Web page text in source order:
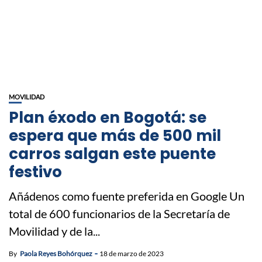
MOVILIDAD
Plan éxodo en Bogotá: se
espera que más de 500 mil
carros salgan este puente
festivo
Añádenos como fuente preferida en Google Un
total de 600 funcionarios de la Secretaría de
Movilidad y de la...
By Paola Reyes Bohórquez 18 de marzo de 2023